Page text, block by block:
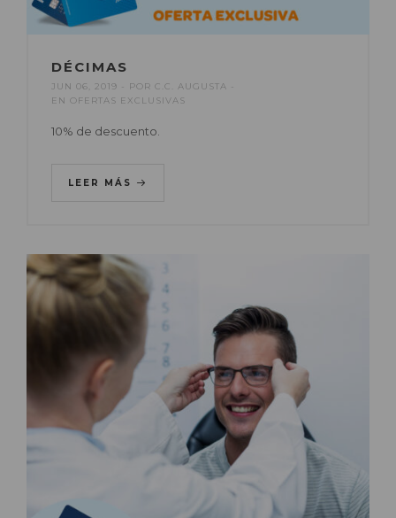
DÉCIMAS
JUN 06, 2019 POR C.C. AUGUSTA
EN OFERTAS EXCLUSIVAS
10% de descuento.
LEER MÁS